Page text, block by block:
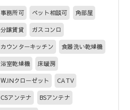
事務所可 ペット相談可 角部屋
分譲賃貸 ガスコンロ
カウンターキッチン 食器洗い乾燥機
浴室乾燥機 床暖房
W.INクローゼット CATV
CSアンテナ BSアンテナ